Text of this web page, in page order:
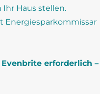
Haus stellen.
Energiesparkommissar
erforderlich –